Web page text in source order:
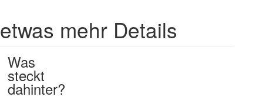
etwas mehr Details
Was
steckt
dahinter?